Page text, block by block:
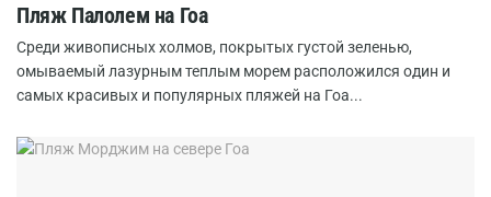
Пляж Палолем на Гоа
Среди живописных холмов, покрытых густой зеленью,
омываемый лазурным теплым морем расположился один и
самых красивых и популярных пляжей на Гоа...